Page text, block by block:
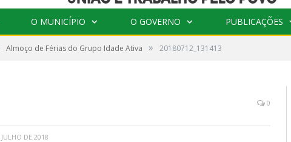
O MUNICÍPIO O GOVERNO PUBLICAÇÕES
Almoço de Férias do Grupo Idade Ativa » 20180712_131413
0
DE 2018